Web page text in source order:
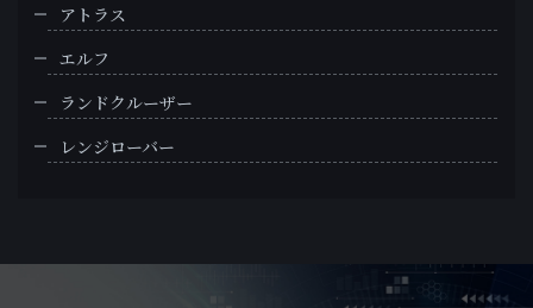
アトラス
エルフ
ランドクルーザー
レンジローバー